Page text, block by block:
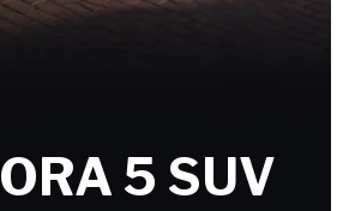
ORA 5 SUV